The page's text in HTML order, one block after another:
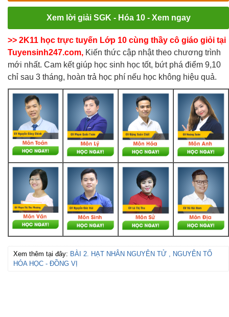
Xem lời giải SGK - Hóa 10 - Xem ngay
>> 2K11 học trực tuyến Lớp 10 cùng thầy cô giáo giỏi tại
Tuyensinh247.com, Kiến thức cập nhật theo chương trình
mới nhất. Cam kết giúp học sinh học tốt, bứt phá điểm 9,10
chỉ sau 3 tháng, hoàn trả học phí nếu học không hiệu quả.
Xem thêm tại đây: BÀI 2. HẠT NHÂN NGUYÊN TỬ , NGUYÊN TỐ
HÓA HỌC - ĐỒNG VỊ